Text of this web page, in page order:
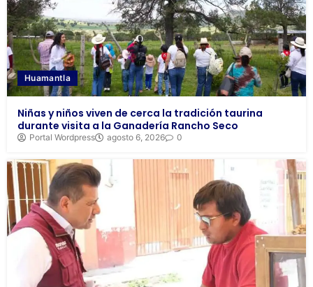
Huamantla
Niñas y niños viven de cerca la tradición taurina
durante visita a la Ganadería Rancho Seco
Portal Wordpress agosto 6, 2026 0